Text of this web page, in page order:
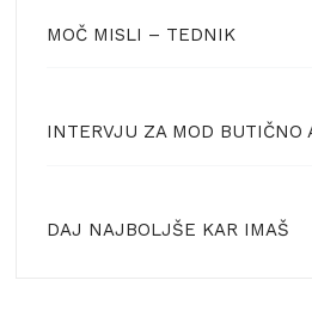
MOČ MISLI – TEDNIK
INTERVJU ZA MOD BUTIČNO
DAJ NAJBOLJŠE KAR IMAŠ